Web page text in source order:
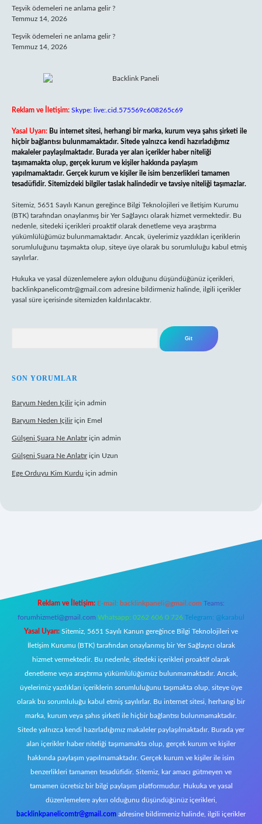
Teşvik ödemeleri ne anlama gelir ?
Temmuz 14, 2026
Teşvik ödemeleri ne anlama gelir ?
Temmuz 14, 2026
Reklam ve İletişim: Skype: live:.cid.575569c608265c69
Yasal Uyarı: Bu internet sitesi, herhangi bir marka, kurum veya şahıs şirketi ile
hiçbir bağlantısı bulunmamaktadır. Sitede yalnızca kendi hazırladığımız
makaleler paylaşılmaktadır. Burada yer alan içerikler haber niteliği
taşımamakta olup, gerçek kurum ve kişiler hakkında paylaşım
yapılmamaktadır. Gerçek kurum ve kişiler ile isim benzerlikleri tamamen
tesadüfidir. Sitemizdeki bilgiler taslak halindedir ve tavsiye niteliği taşımazlar.
Sitemiz, 5651 Sayılı Kanun gereğince Bilgi Teknolojileri ve İletişim Kurumu
(BTK) tarafından onaylanmış bir Yer Sağlayıcı olarak hizmet vermektedir. Bu
nedenle, sitedeki içerikleri proaktif olarak denetleme veya araştırma
yükümlülüğümüz bulunmamaktadır. Ancak, üyelerimiz yazdıkları içeriklerin
sorumluluğunu taşımakta olup, siteye üye olarak bu sorumluluğu kabul etmiş
sayılırlar.
Hukuka ve yasal düzenlemelere aykırı olduğunu düşündüğünüz içerikleri,
backlinkpanelicomtr@gmail.com adresine bildirmeniz halinde, ilgili içerikler
yasal süre içerisinde sitemizden kaldırılacaktır.
SON YORUMLAR
Baryum Neden Içiliriçin admin
Baryum Neden Içiliriçin Emel
Gülşeni Şuara Ne Anlatıriçin admin
Gülşeni Şuara Ne Anlatıriçin Uzun
Ege Orduyu Kim Kurdu için admin
Reklam ve İletişim: E-mail: backlinkpaneli@gmail.com Teams:
forumhizmeti@gmail.com Whatsapp: 0262 606 0 726 Telegram: @karabul
Yasal Uyarı: Sitemiz, 5651 Sayılı Kanun gereğince Bilgi Teknolojileri ve
İletişim Kurumu (BTK) tarafından onaylanmış bir Yer Sağlayıcı olarak
hizmet vermektedir. Bu nedenle, sitedeki içerikleri proaktif olarak
denetleme veya araştırma yükümlülüğümüz bulunmamaktadır. Ancak,
üyelerimiz yazdıkları içeriklerin sorumluluğunu taşımakta olup, siteye üye
olarak bu sorumluluğu kabul etmiş sayılırlar. Bu internet sitesi, herhangi bir
marka, kurum veya şahıs şirketi ile hiçbir bağlantısı bulunmamaktadır.
Sitede yalnızca kendi hazırladığımız makaleler paylaşılmaktadır. Burada yer
alan içerikler haber niteliği taşımamakta olup, gerçek kurum ve kişiler
hakkında paylaşım yapılmamaktadır. Gerçek kurum ve kişiler ile isim
benzerlikleri tamamen tesadüfidir. Sitemiz, kar amacı gütmeyen ve
tamamen ücretsiz bir bilgi paylaşım platformudur. Hukuka ve yasal
düzenlemelere aykırı olduğunu düşündüğünüz içerikleri,
backlinkpanelicomtr@gmail.com adresine bildirmeniz halinde, ilgili içerikler